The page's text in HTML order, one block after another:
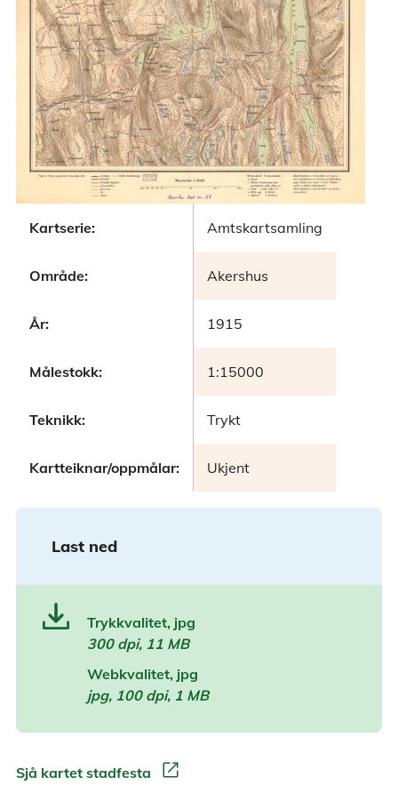
Kartserie: Amtskartsamling
Område: Akershus
År: 1915
Målestokk: 1:15000
Teknikk: Trykt
Kartteiknar/oppmålar: Ukjent
Last ned
Trykkvalitet, jpg
300 dpi, 11 MB
Webkvalitet, jpg
jpg, 100 dpi, 1 MB
Sjå kartet stadfesta open_in_new